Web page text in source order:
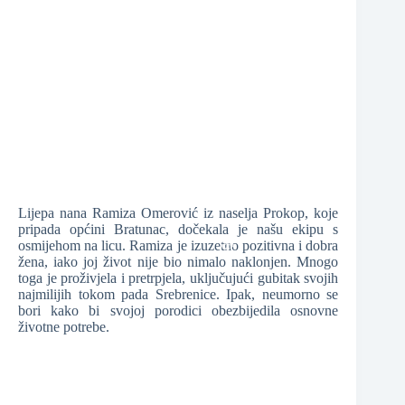
Lijepa nana Ramiza Omerović iz naselja Prokop, koje
pripada općini Bratunac, dočekala je našu ekipu s
osmijehom na licu. Ramiza je izuzetno pozitivna i dobra
žena, iako joj život nije bio nimalo naklonjen. Mnogo
toga je proživjela i pretrpjela, uključujući gubitak svojih
najmilijih tokom pada Srebrenice. Ipak, neumorno se
bori kako bi svojoj porodici obezbijedila osnovne
životne potrebe.
❆
❆